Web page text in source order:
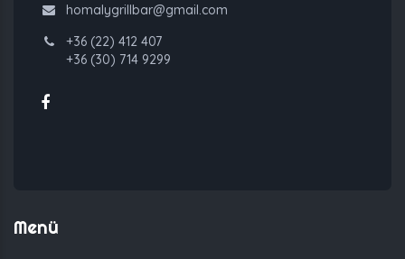
homalygrillbar@gmail.com
+36 (22) 412 407
+36 (30) 714 9299
Menü